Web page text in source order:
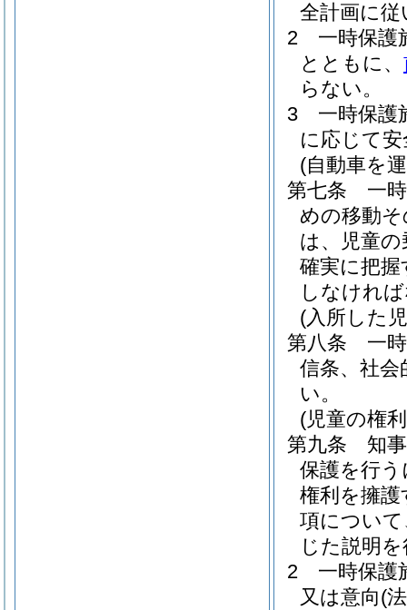
全計画に
2
一時保護
とともに、
らない。
3
一時保護
に応じて
(自動車を
第七条
一
めの移動
は、児童
確実に把
しなけれ
(入所した
第八条
一
信条、社
い。
(児童の権
第九条
知
保護を行
権利を擁
項につい
じた説明
2
一時保護
又は意向(